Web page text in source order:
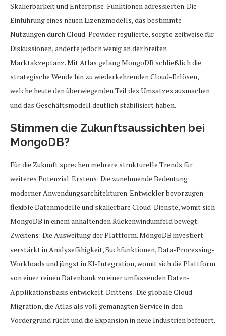
Skalierbarkeit und Enterprise-Funktionen adressierten. Die
Einführung eines neuen Lizenzmodells, das bestimmte
Nutzungen durch Cloud-Provider regulierte, sorgte zeitweise für
Diskussionen, änderte jedoch wenig an der breiten
Marktakzeptanz. Mit Atlas gelang MongoDB schließlich die
strategische Wende hin zu wiederkehrenden Cloud-Erlösen,
welche heute den überwiegenden Teil des Umsatzes ausmachen
und das Geschäftsmodell deutlich stabilisiert haben.
Stimmen die Zukunftsaussichten bei
MongoDB?
Für die Zukunft sprechen mehrere strukturelle Trends für
weiteres Potenzial. Erstens: Die zunehmende Bedeutung
moderner Anwendungsarchitekturen. Entwickler bevorzugen
flexible Datenmodelle und skalierbare Cloud-Dienste, womit sich
MongoDB in einem anhaltenden Rückenwindumfeld bewegt.
Zweitens: Die Ausweitung der Plattform. MongoDB investiert
verstärkt in Analysefähigkeit, Suchfunktionen, Data-Processing-
Workloads und jüngst in KI-Integration, womit sich die Plattform
von einer reinen Datenbank zu einer umfassenden Daten-
Applikationsbasis entwickelt. Drittens: Die globale Cloud-
Migration, die Atlas als voll gemanagten Service in den
Vordergrund rückt und die Expansion in neue Industrien befeuert.